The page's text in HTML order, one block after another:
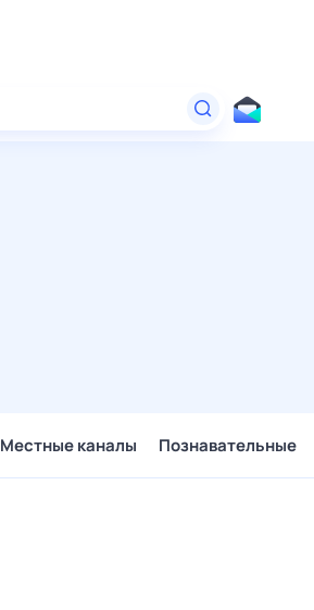
Местные каналы Познавательные